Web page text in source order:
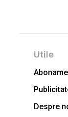
Utile
Despre